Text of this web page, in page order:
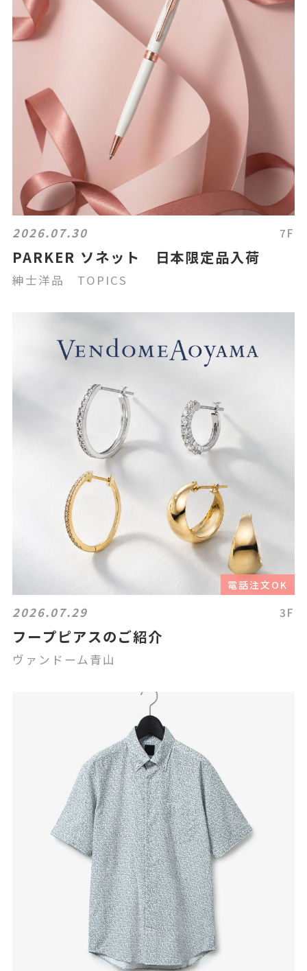
2026.07.30 7F
PARKER ソネット 日本限定品入荷
紳士洋品 TOPICS
電話注文OK
2026.07.29 3F
フープピアスのご紹介
ヴァンドーム青山